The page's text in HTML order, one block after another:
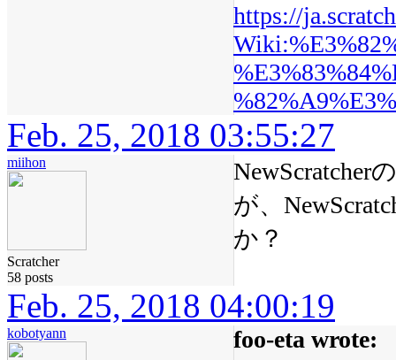
https://
Feb. 25, 2018 03:55:27
miihon
Scratcher
58 posts
NewScratcher
が、
か？
Feb. 25, 2018 04:00:19
kobotyann
foo-eta wrote: